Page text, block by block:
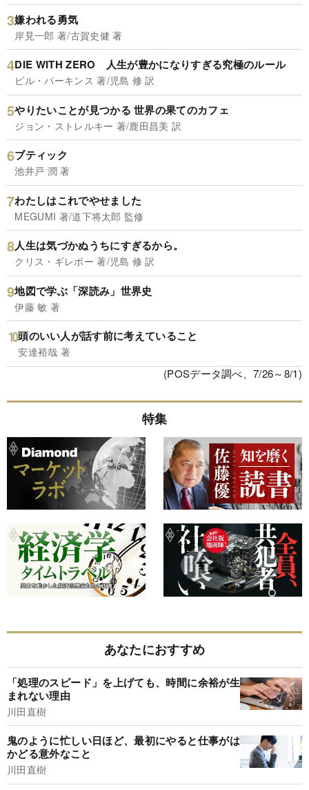
嫌われる勇気
岸見一郎 著/古賀史健 著
DIE WITH ZERO 人生が豊かになりすぎる究極のルール
ビル・パーキンス 著/児島 修 訳
やりたいことが見つかる 世界の果てのカフェ
ジョン・ストレルキー 著/鹿田昌美 訳
ブティック
池井戸 潤 著
わたしはこれでやせました
MEGUMI 著/道下将太郎 監修
人生は気づかぬうちにすぎるから。
クリス・ギレボー 著/児島 修 訳
地図で学ぶ「深読み」世界史
伊藤 敏 著
頭のいい人が話す前に考えていること
安達裕哉 著
(POSデータ調べ、7/26～8/1)
特集
あなたにおすすめ
「処理のスピード」を上げても、時間に余裕が生
まれない理由
川田直樹
鬼のように忙しい日ほど、最初にやると仕事がは
かどる意外なこと
川田直樹